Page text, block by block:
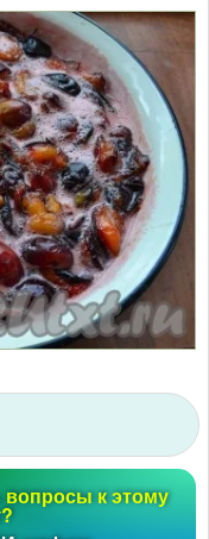
вопросы к этому